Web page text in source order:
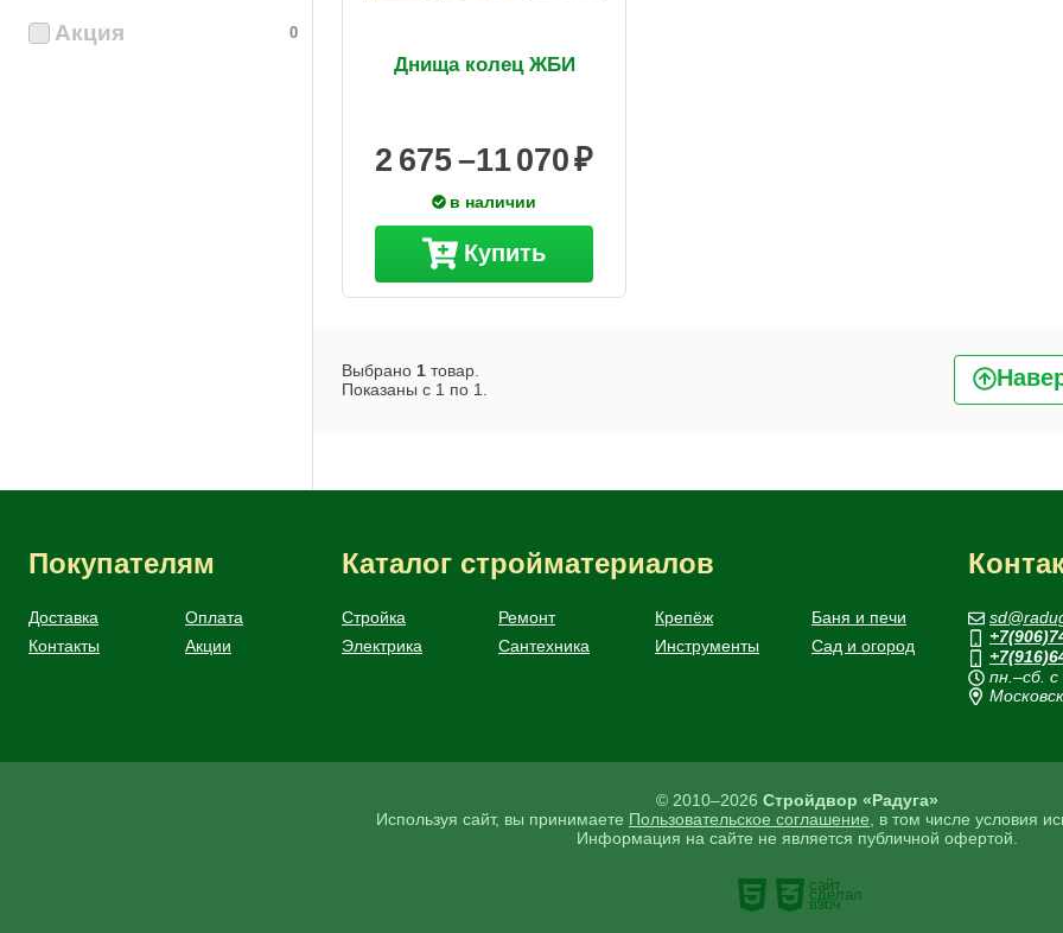
Днища колец ЖБИ
2 675 –11 070
в наличии
Купить
Выбрано 1 товар.
Показаны с 1 по 1.
Акция 0
© 2010–2026 Стройдвор «Радуга»
Используя сайт, вы принимаете Пользовательское соглашение, в том числе условия
Информация на сайте не является публичной офертой.
Покупателям
Доставка
Оплата
Контакты
Акции
Каталог стройматериалов
Стройка Ремонт Крепёж
Баня и печи
Электрика
Сантехника Инструменты Сад и огород
пн.–сб.